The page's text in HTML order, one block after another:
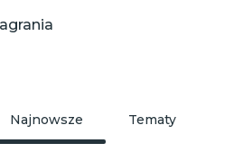
Najnowsze Tematy